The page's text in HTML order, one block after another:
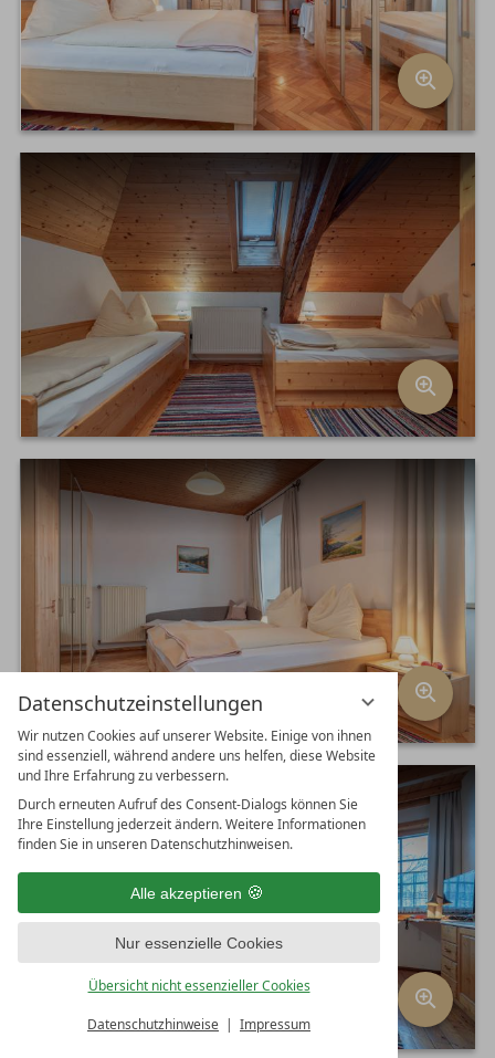
Datenschutzeinstellungen
Wir nutzen Cookies auf unserer Website. Einige von ihnen
sind essenziell, während andere uns helfen, diese Website
und Ihre Erfahrung zu verbessern.
Durch erneuten Aufruf des Consent-Dialogs können Sie
Ihre Einstellung jederzeit ändern. Weitere Informationen
finden Sie in unseren Datenschutzhinweisen.
Alle akzeptieren
Nur essenzielle Cookies
Übersicht nicht essenzieller Cookies
Datenschutzhinweise Impressum